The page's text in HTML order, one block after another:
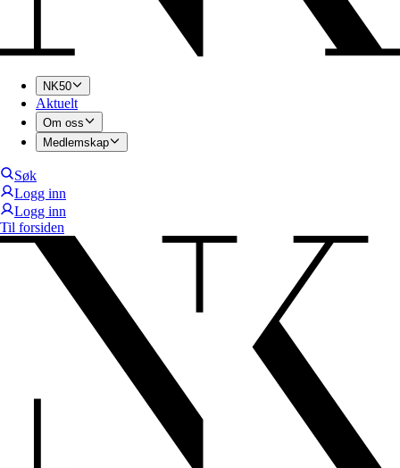
NK50
Aktuelt
Om oss
Medlemskap
Søk
Logg inn
Logg inn
Til forsiden